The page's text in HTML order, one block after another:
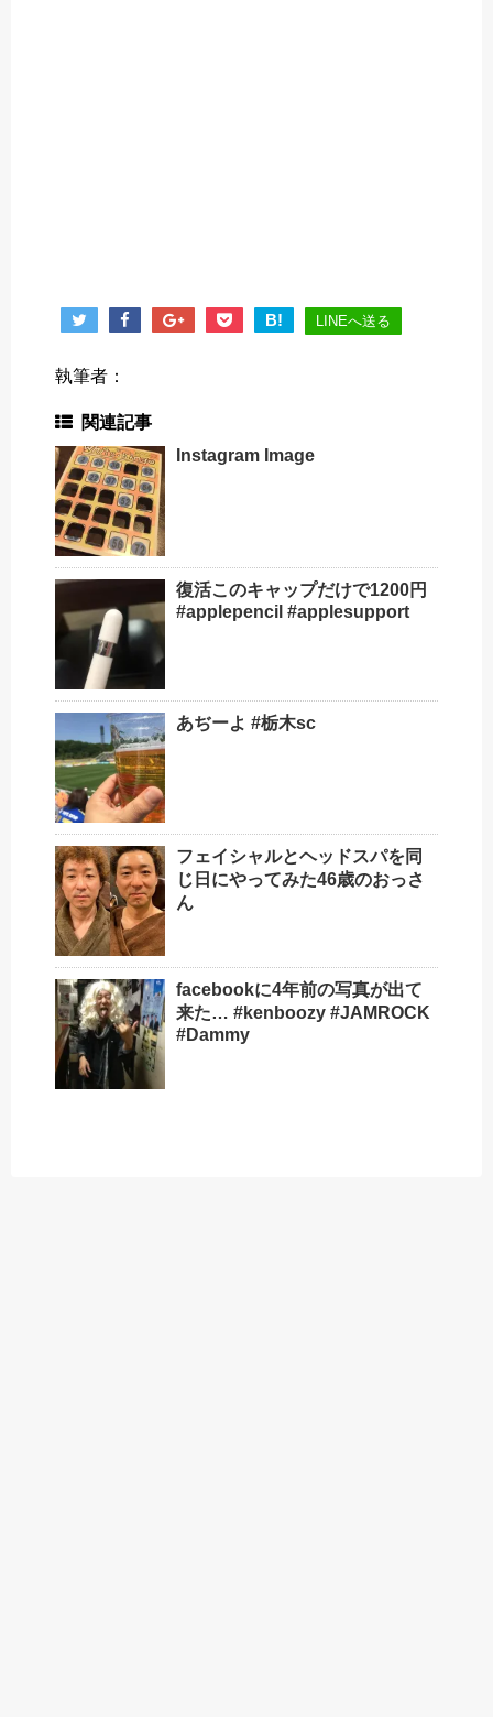
B! LINEへ送る
執筆者：
関連記事
Instagram Image
復活このキャップだけで1200円️
#applepencil #applesupport
あぢーよ #栃木sc
フェイシャルとヘッドスパを同
じ日にやってみた46歳のおっさ
ん
facebookに4年前の写真が出て
来た… #kenboozy #JAMROCK
#Dammy